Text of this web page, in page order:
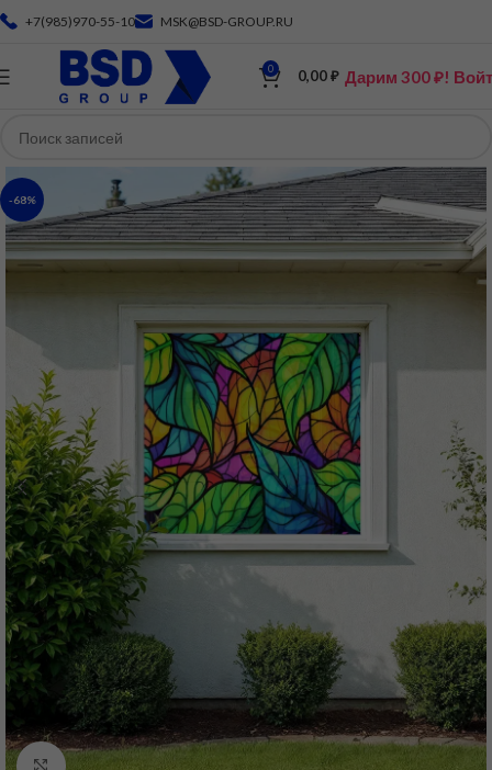
+7(985)970-55-10 MSK@BSD-GROUP.RU
0 0,00₽ Дарим 300 ₽!
-68%
Нажмите, чтобы увеличить